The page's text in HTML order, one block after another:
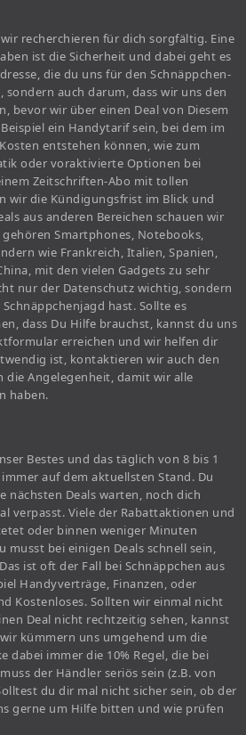
recherchieren für dich sorgfältig. Eine
ist die Sicherheit und dabei geht es
die du uns für den Schnäppchen-
auch darum, dass wir uns den
bevor wir über einen Deal von Diesem
ein Handytarif sein, bei dem im
entstehen können, wie zum
oder voraktivierte Optionen bei
Zeitschriften-Abo mit tollen
wir die Kündigungsfrist im Blick und
aus anderen Bereichen schauen wir
gehören Smartphones, Notebooks,
wie Frankreich, Italien, Spanien,
mit den vielen Gadgets zu sehr
nur der Datenschutz wichtig, sondern
hast. Sollte es
dass Du Hilfe brauchst, kannst du uns
erreichen und wir helfen dir
ist, kontaktieren wir auch den
die Angelegenheit, damit wir alle
haben.
Bestes und das täglich von 8 bis 1
auf dem aktuellsten Stand. Du
nächsten Deals warten, noch dich
verpasst. Viele der Rabattaktionen und
oder binnen weniger Minuten
musst bei einigen Deals schnell sein,
ist oft der Fall bei Schnäppchen aus
Handyverträge, Finanzen, oder
Kostenloses. Sollten wir einmal nicht
Deal nicht rechtzeitig sehen, kannst
kümmern uns umgehend um die
dabei immer die 10% Regel, die bei
der Händler seriös sein (z.B. von
du dir mal nicht sicher sein, ob der
gerne um Hilfe bitten und wie prüfen